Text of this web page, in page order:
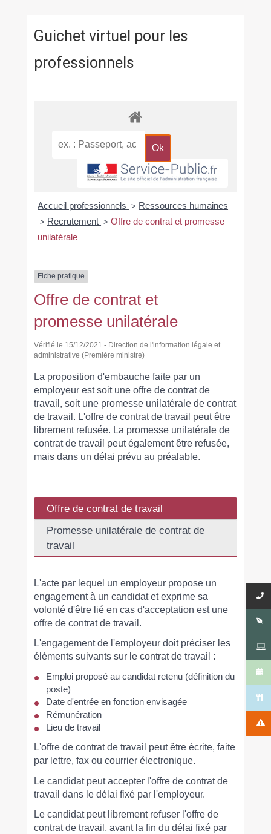
Guichet virtuel pour les
professionnels
Accueil professionnels > Ressources humaines
> Recrutement > Offre de contrat et promesse
unilatérale
Fiche pratique
Offre de contrat et
promesse unilatérale
Vérifié le 15/12/2021 - Direction de l'information légale et
administrative (Première ministre)
La proposition d'embauche faite par un
employeur est soit une offre de contrat de
travail, soit une promesse unilatérale de contrat
de travail. L'offre de contrat de travail peut être
librement refusée. La promesse unilatérale de
contrat de travail peut également être refusée,
mais dans un délai prévu au préalable.
Offre de contrat de travail
Promesse unilatérale de contrat de
travail
L'acte par lequel un employeur propose un
engagement à un candidat et exprime sa
volonté d'être lié en cas d'acceptation est une
offre de contrat de travail.
L'engagement de l'employeur doit préciser les
éléments suivants sur le contrat de travail :
Emploi proposé au candidat retenu (définition du
poste)
Date d'entrée en fonction envisagée
Rémunération
Lieu de travail
L'offre de contrat de travail peut être écrite, faite
par lettre, fax ou courrier électronique.
Le candidat peut accepter l'offre de contrat de
travail dans le délai fixé par l'employeur.
Le candidat peut librement refuser l'offre de
contrat de travail, avant la fin du délai fixé par